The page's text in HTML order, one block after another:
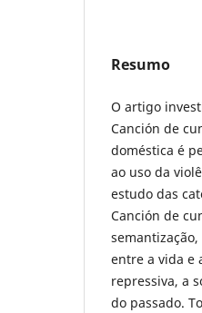
Resumo
O artigo
Canción de
doméstica é
ao uso da
estudo das
Canción de
entre a vida e
repressiva, a
do passado.